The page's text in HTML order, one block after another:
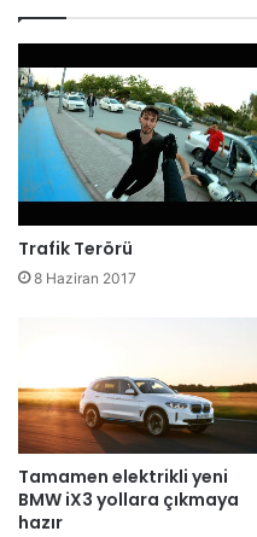
Trafik Terörü
8 Haziran 2017
Tamamen elektrikli yeni
BMW iX3 yollara çıkmaya
hazır